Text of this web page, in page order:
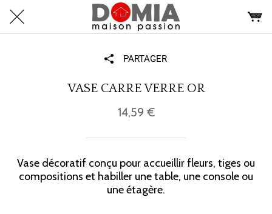
PARTAGER
VASE CARRE VERRE OR
14,59 €
Vase décoratif conçu pour accueillir fleurs, tiges ou
compositions et habiller une table, une console ou
une étagère.